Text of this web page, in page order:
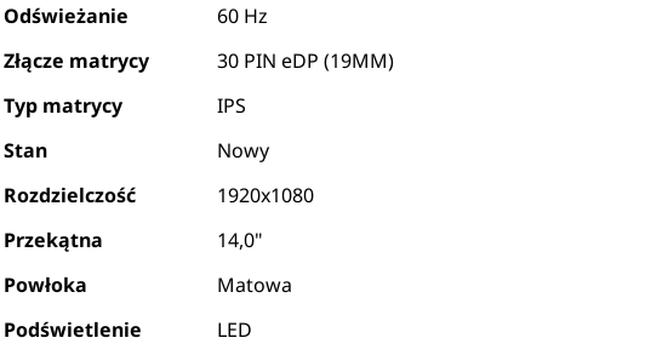
Odświeżanie
60 Hz
Złącze matrycy
30 PIN eDP (19MM)
Typ matrycy
IPS
Stan
Nowy
Rozdzielczość
1920x1080
Przekątna
14,0"
Powłoka
Matowa
Podświetlenie
LED